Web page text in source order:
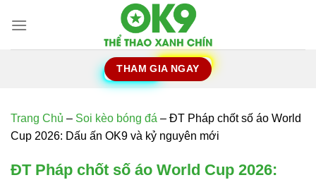
đến
THAM GIA NGAY
Trang Chủ – Soi kèo bóng đá – ĐT Pháp chốt số áo World
Cup 2026: Dấu ấn OK9 và kỷ nguyên mới
ĐT Pháp chốt số áo World Cup 2026: